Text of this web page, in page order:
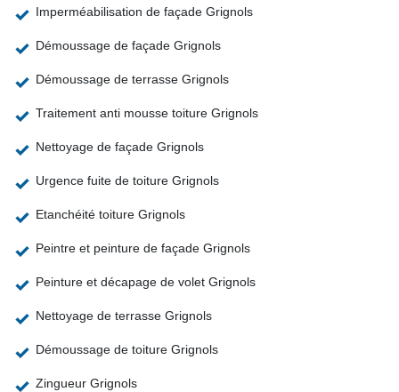
Imperméabilisation de façade Grignols
Démoussage de façade Grignols
Démoussage de terrasse Grignols
Traitement anti mousse toiture Grignols
Nettoyage de façade Grignols
Urgence fuite de toiture Grignols
Etanchéité toiture Grignols
Peintre et peinture de façade Grignols
Peinture et décapage de volet Grignols
Nettoyage de terrasse Grignols
Démoussage de toiture Grignols
Zingueur Grignols